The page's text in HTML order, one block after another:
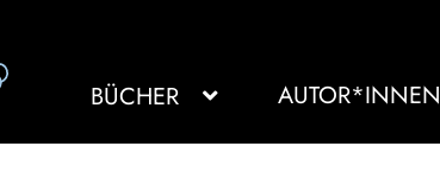
BÜCHER AUTOR*INNEN